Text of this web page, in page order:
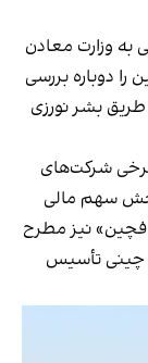
به وزارت معادن
را دوباره بررسی
طریق بشر نورزی
برخی شرکت‌های
سهم مالی
نیز مطرح
چینی تأسیس